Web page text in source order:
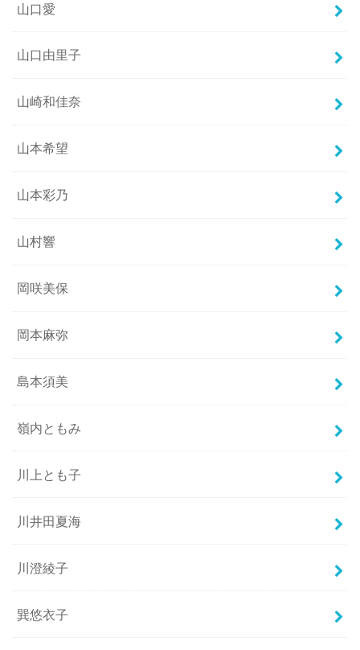
山口愛
山口由里子
山崎和佳奈
山本希望
山本彩乃
山村響
岡咲美保
岡本麻弥
島本須美
嶺内ともみ
川上とも子
川井田夏海
川澄綾子
巽悠衣子